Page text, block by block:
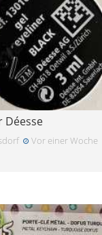
Déesse
Vor einer Woche